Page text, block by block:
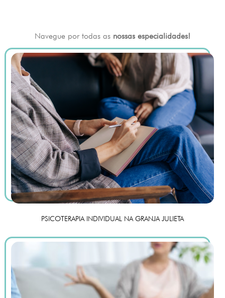
Navegue por todas as nossas especialidades!
PSICOTERAPIA INDIVIDUAL NA GRANJA JULIETA